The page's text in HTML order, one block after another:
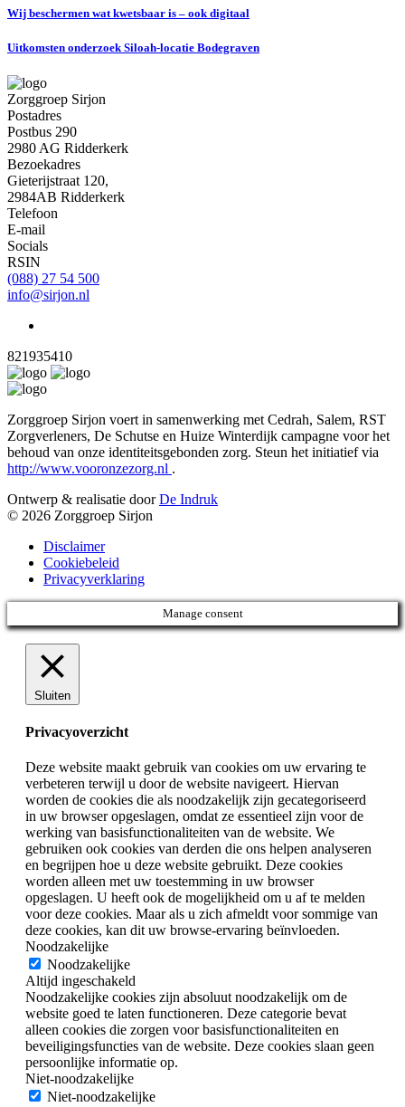
Wij beschermen wat kwetsbaar is – ook digitaal
Uitkomsten onderzoek Siloah-locatie Bodegraven
Zorggroep Sirjon
Postadres
Postbus 290
2980 AG Ridderkerk
Bezoekadres
Gieterijstraat 120,
2984AB Ridderkerk
Telefoon
E-mail
Socials
RSIN
(088) 27 54 500
info@sirjon.nl
821935410
Zorggroep Sirjon voert in samenwerking met Cedrah, Salem, RST
Zorgverleners, De Schutse en Huize Winterdijk campagne voor het
behoud van onze identiteitsgebonden zorg. Steun het initiatief via
http://www.vooronzezorg.nl .
Ontwerp & realisatie doorDe Indruk
© 2026 Zorggroep Sirjon
Disclaimer
Cookiebeleid
Privacyverklaring
Manage consent
Sluiten
Privacyoverzicht
Deze website maakt gebruik van cookies om uw ervaring te
verbeteren terwijl u door de website navigeert. Hiervan
worden de cookies die als noodzakelijk zijn gecategoriseerd
in uw browser opgeslagen, omdat ze essentieel zijn voor de
werking van basisfunctionaliteiten van de website. We
gebruiken ook cookies van derden die ons helpen analyseren
en begrijpen hoe u deze website gebruikt. Deze cookies
worden alleen met uw toestemming in uw browser
opgeslagen. U heeft ook de mogelijkheid om u af te melden
voor deze cookies. Maar als u zich afmeldt voor sommige van
deze cookies, kan dit uw browse-ervaring beïnvloeden.
Noodzakelijke
Noodzakelijke
Altijd ingeschakeld
Noodzakelijke cookies zijn absoluut noodzakelijk om de
website goed te laten functioneren. Deze categorie bevat
alleen cookies die zorgen voor basisfunctionaliteiten en
beveiligingsfuncties van de website. Deze cookies slaan geen
persoonlijke informatie op.
Niet-noodzakelijke
Niet-noodzakelijke